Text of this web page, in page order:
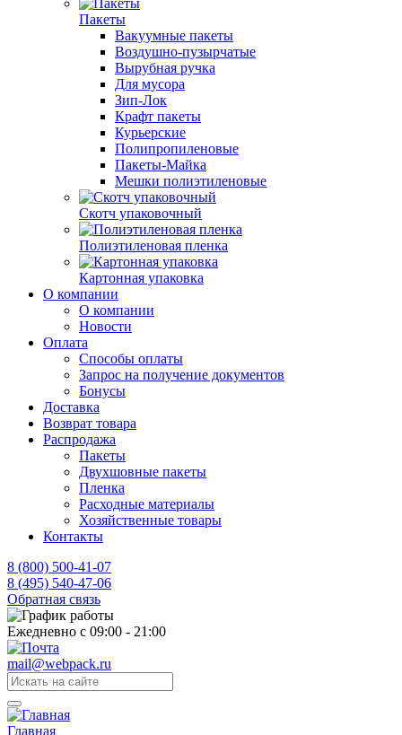
Пакеты
Вакуумные пакеты
Воздушно-пузырчатые
Вырубная ручка
Для мусора
Зип-Лок
Крафт пакеты
Курьерские
Полипропиленовые
Пакеты-Майка
Мешки полиэтиленовые
Скотч упаковочный
Полиэтиленовая пленка
Картонная упаковка
О компании
О компании
Новости
Оплата
Способы оплаты
Запрос на получение документов
Бонусы
Доставка
Возврат товара
Распродажа
Пакеты
Двухшовные пакеты
Пленка
Расходные материалы
Хозяйственные товары
Контакты
8 (800) 500-41-07
8 (495) 540-47-06
Обратная связь
Ежедневно с 09:00 - 21:00
mail@webpack.ru
Главная